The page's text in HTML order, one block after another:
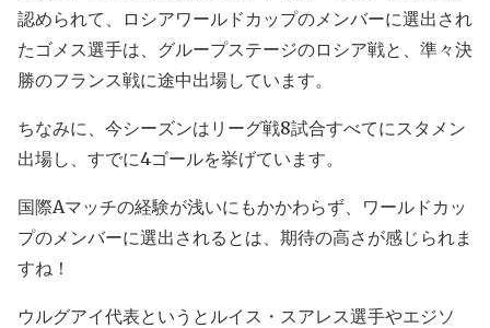
認められて、ロシアワールドカップのメンバーに選出され
たゴメス選手は、グループステージのロシア戦と、準々決
勝のフランス戦に途中出場しています。
ちなみに、今シーズンはリーグ戦8試合すべてにスタメン
出場し、すでに4ゴールを挙げています。
国際Aマッチの経験が浅いにもかかわらず、ワールドカッ
プのメンバーに選出されるとは、期待の高さが感じられま
すね！
ウルグアイ代表というとルイス・スアレス選手やエジソ